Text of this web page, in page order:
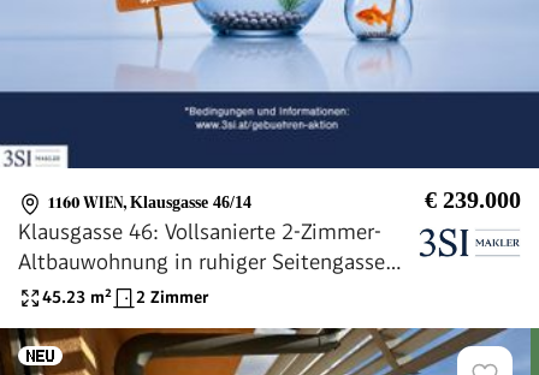
1160 WIEN, Klausgasse 46/14 € 239.000
Klausgasse 46: Vollsanierte 2-Zimmer-
Altbauwohnung in ruhiger Seitengasse
des 16. Bezirks
45.23 m² 2 Zimmer